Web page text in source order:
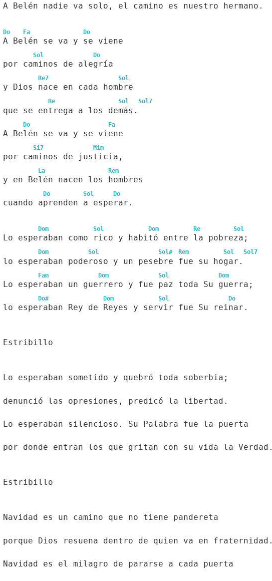
A Belén nadie va solo, el camino es nuestro hermano.
Do Fa Do
A Belén se va y se viene
Sol Do
por caminos de alegría
Re7 Sol
y Dios nace en cada hombre
Re Sol Sol7
que se entrega a los demás.
Do Fa
A Belén se va y se viene
Si7 Mim
por caminos de justicia,
La Rem
y en Belén nacen los hombres
Do Sol Do
cuando aprenden a esperar.
Dom Sol Dom Re Sol
Lo esperaban como rico y habitó entre la pobreza;
Dom Sol Sol# Rem Sol Sol7
lo esperaban poderoso y un pesebre fue su hogar.
Fam Dom Sol Dom
Lo esperaban un guerrero y fue paz toda Su guerra;
Do# Dom Sol Do
lo esperaban Rey de Reyes y servir fue Su reinar.
Estribillo
Lo esperaban sometido y quebró toda soberbia;
denunció las opresiones, predicó la libertad.
Lo esperaban silencioso. Su Palabra fue la puerta
por donde entran los que gritan con su vida la Verdad.
Estribillo
Navidad es un camino que no tiene pandereta
porque Dios resuena dentro de quien va en fraternidad.
Navidad es el milagro de pararse a cada puerta